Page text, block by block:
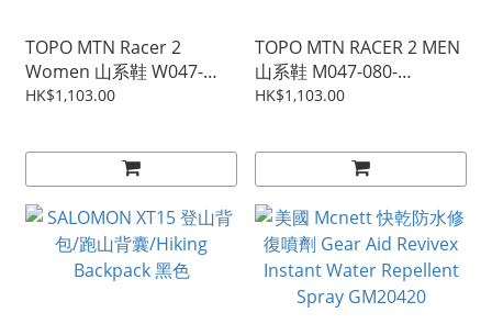
TOPO MTN Racer 2
Women 山系鞋 W047-
060-MOSGRY
HK$1,103.00
TOPO MTN RACER 2 MEN
山系鞋 M047-080-
MANBLK
HK$1,103.00